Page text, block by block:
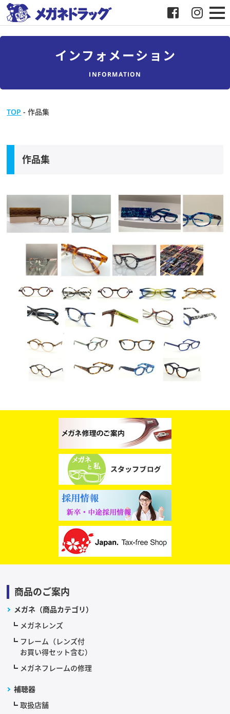
メガネドラッグについて
メディア協力
スタッフブログ
インフォメーション
INFORMATION
TOP -作品集
作品集
商品のご案内
メガネ（商品カテゴリ）
メガネレンズ
フレーム（レンズ付
お買い得セット含む）
メガネフレームの修理
補聴器
取扱店舗